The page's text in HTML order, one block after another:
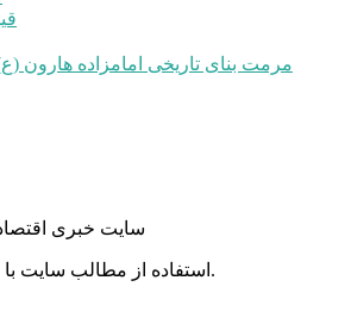
مرمت بنای تاریخی امامزاده هارون
سایت خبری
استفاده از مطالب سایت با ذکر منبع بلامانع میباشد.